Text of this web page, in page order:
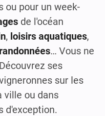
ou pour un week-
de l'océan
, loisirs aquatiques,
randonnées… Vous ne
ses
sur les
ville ou dans
d'exception.